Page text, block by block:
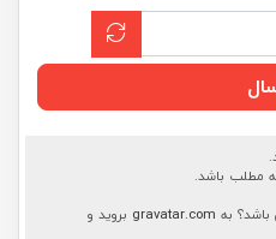
مطلب باشد.
به gravatar.com بروید و